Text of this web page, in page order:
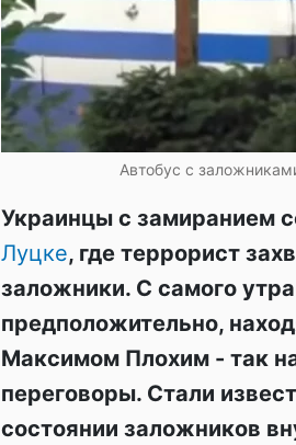
Автобус с
Украинцы с замиранием
Луцке, где террорист
заложники. С самого
предположительно,
Максимом Плохим - так
переговоры. Стали
состоянии заложников